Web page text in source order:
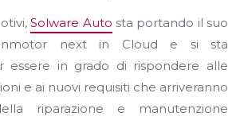
Solware Auto sta portando il suo
next in Cloud e si sta
essere in grado di rispondere alle
e ai nuovi requisiti che arriveranno
riparazione e manutenzione